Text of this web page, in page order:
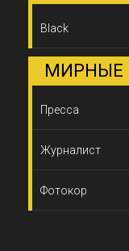
Black
МИРНЫЕ
Пресса
Журналист
Фотокор